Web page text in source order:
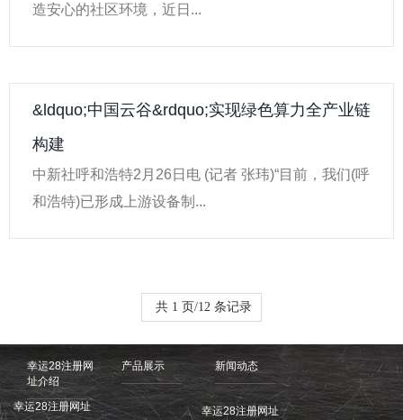
造安心的社区环境，近日...
&ldquo;中国云谷&rdquo;实现绿色算力全产业链
构建
中新社呼和浩特2月26日电 (记者 张玮)“目前，我们(呼
和浩特)已形成上游设备制...
共 1 页/12 条记录
幸运28注册网
址介绍
产品展示 新闻动态
幸运28注册网址 幸运28注册网址